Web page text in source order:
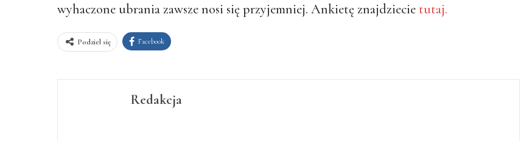
wyhaczone ubrania zawsze nosi się przyjemniej. Ankietę znajdziecie tutaj.
Podziel się Facebook
Redakcja